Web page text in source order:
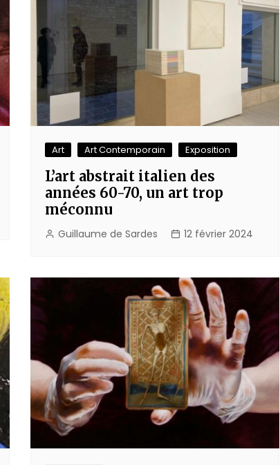
Art Art Contemporain Exposition
L’art abstrait italien des
années 60-70, un art trop
méconnu
Guillaume de Sardes 12 février 2024